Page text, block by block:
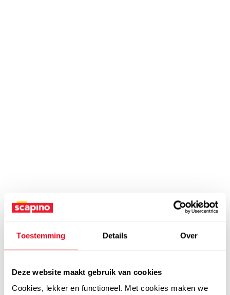
Toestemming Details Over
Deze website maakt gebruik van cookies
Cookies, lekker en functioneel. Met cookies maken we